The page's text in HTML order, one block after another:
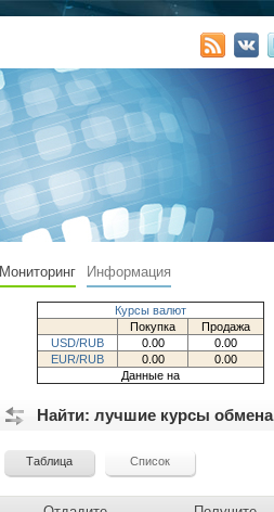
Мониторинг Информация
Курсы валют
Покупка
Продажа
USD/RUB
0.00
0.00
EUR/RUB
0.00
0.00
Данные на
Найти: лучшие курсы обмена